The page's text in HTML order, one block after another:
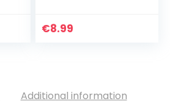
Y-vormige RVS
€8.99
Additional information